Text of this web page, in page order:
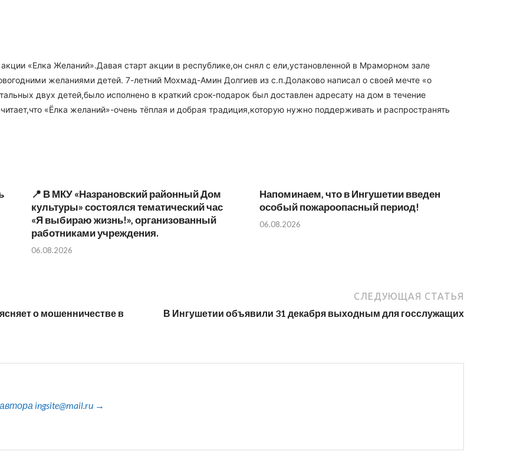
«Елка Желаний».Давая старт акции в республике,он снял с ели,установленной в Мраморном зале
желаниями детей. 7-летний Мохмад-Амин Долгиев из с.п.Долаково написал о своей мечте «о
двух детей,было исполнено в краткий срок-подарок был доставлен адресату на дом в течение
«Ёлка желаний»-очень тёплая и добрая традиция,которую нужно поддерживать и распространять
📍 В МКУ «Назрановский районный Дом
культуры» состоялся тематический час
«Я выбираю жизнь!», организованный
работниками учреждения.
06.08.2026
Напоминаем, что в Ингушетии введен
особый пожароопасный период!⁣⁣⠀
06.08.2026
о мошенничестве в
СЛЕДУЮЩАЯ СТАТЬЯ
В Ингушетии объявили 31 декабря выходным для госслужащих
ingsite@mail.ru →